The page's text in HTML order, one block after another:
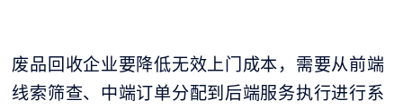
废品回收企业要降低无效上门成本，需要从前端
线索筛查、中端订单分配到后端服务执行进行系